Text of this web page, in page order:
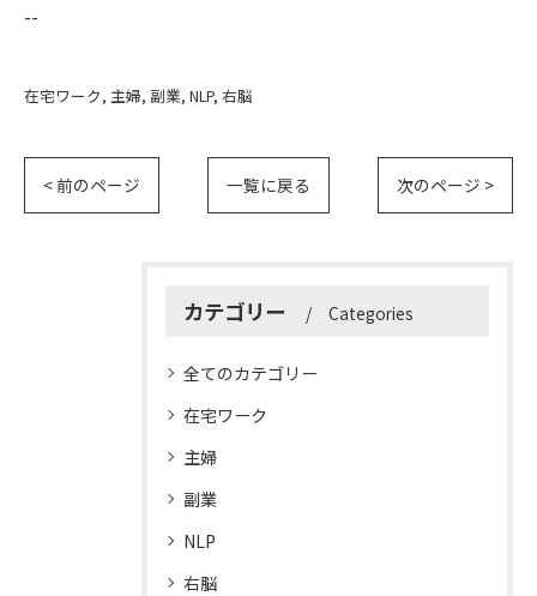
--
在宅ワーク 主婦 副業 NLP 右脳
< 前のページ 一覧に戻る 次のページ >
カテゴリー Categories
全てのカテゴリー
在宅ワーク
主婦
副業
NLP
右脳